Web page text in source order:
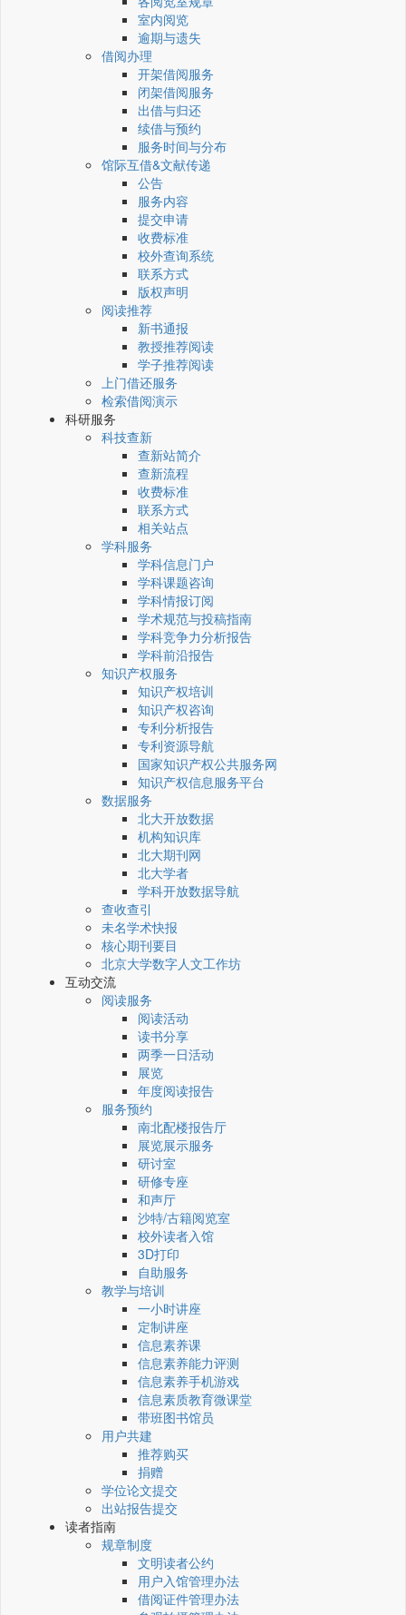
室内阅览
逾期与遗失
借阅办理
开架借阅服务
闭架借阅服务
出借与归还
续借与预约
服务时间与分布
馆际互借&文献传递
公告
服务内容
提交申请
收费标准
校外查询系统
联系方式
版权声明
阅读推荐
新书通报
教授推荐阅读
学子推荐阅读
上门借还服务
检索借阅演示
科研服务
科技查新
查新站简介
查新流程
收费标准
联系方式
相关站点
学科服务
学科信息门户
学科课题咨询
学科情报订阅
学术规范与投稿指南
学科竞争力分析报告
学科前沿报告
知识产权服务
知识产权培训
知识产权咨询
专利分析报告
专利资源导航
国家知识产权公共服务网
知识产权信息服务平台
数据服务
北大开放数据
机构知识库
北大期刊网
北大学者
学科开放数据导航
查收查引
未名学术快报
核心期刊要目
北京大学数字人文工作坊
互动交流
阅读服务
阅读活动
读书分享
两季一日活动
展览
年度阅读报告
服务预约
南北配楼报告厅
展览展示服务
研讨室
研修专座
和声厅
沙特/古籍阅览室
校外读者入馆
3D打印
自助服务
教学与培训
一小时讲座
定制讲座
信息素养课
信息素养能力评测
信息素养手机游戏
信息素质教育微课堂
带班图书馆员
用户共建
推荐购买
捐赠
学位论文提交
出站报告提交
读者指南
规章制度
文明读者公约
用户入馆管理办法
借阅证件管理办法